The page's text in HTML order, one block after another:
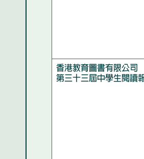
香港教育圖書有限公司
第三十三屆中學生閱讀